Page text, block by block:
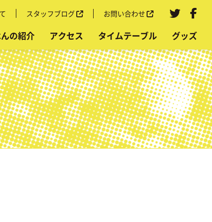
の紹介 アクセス タイムテーブル グッズ
スタッフブログ お問い合わせ